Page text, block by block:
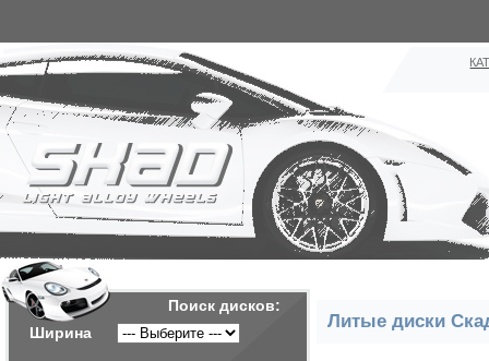
Поиск дисков:
Ширина
Литые диски